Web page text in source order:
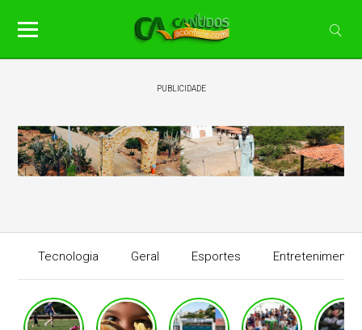
PUBLICIDADE
Tecnologia Geral Esportes Entretenimento